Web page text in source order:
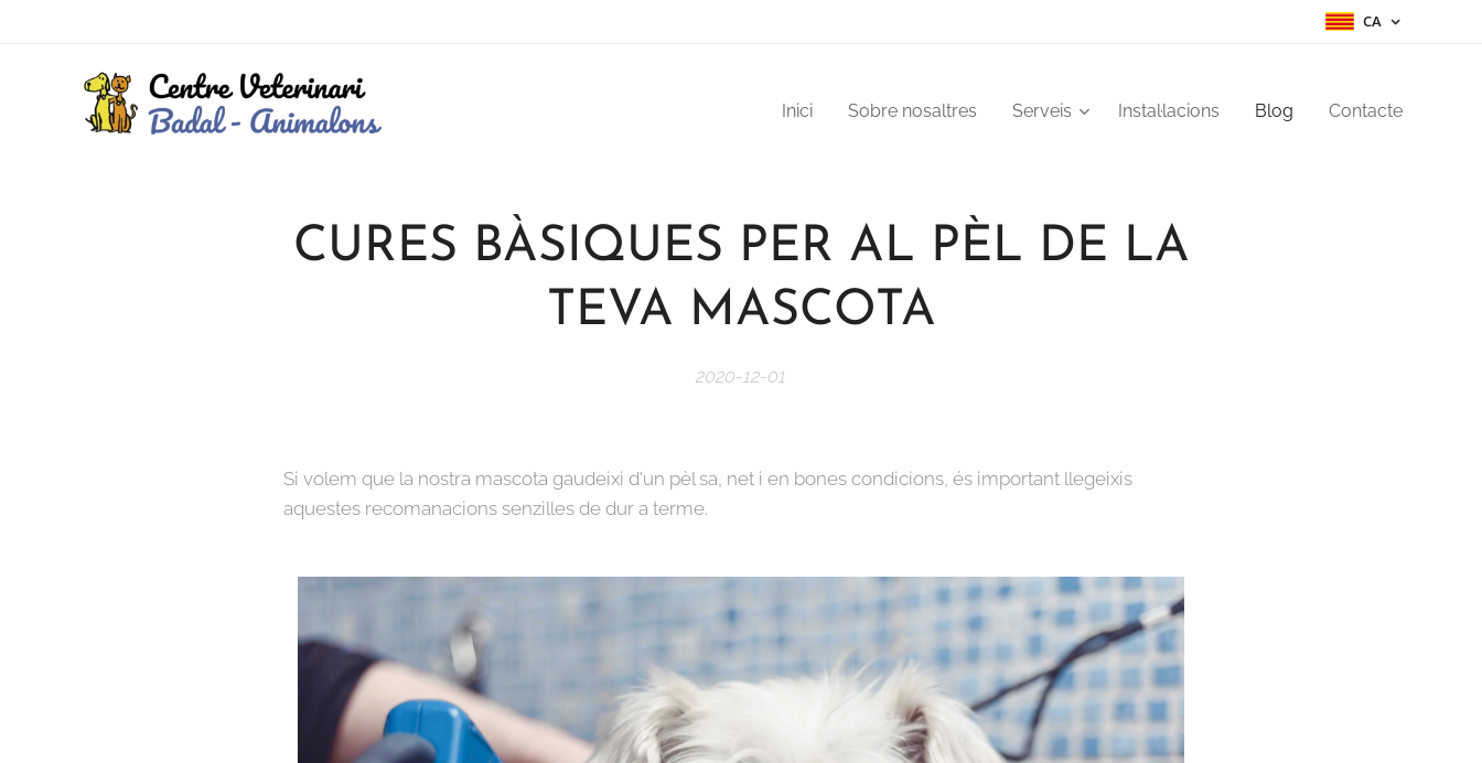
CA
Inici Sobre nosaltres Serveis Instal·lacions Blog Contacte
CURES BÀSIQUES PER AL PÈL DE LA
TEVA MASCOTA
2020-12-01
Si volem que la nostra mascota gaudeixi d'un pèl sa, net i en bones condicions, és important llegeixis
aquestes recomanacions senzilles de dur a terme.